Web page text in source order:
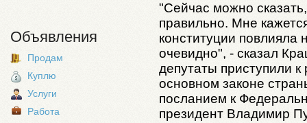
Объявления
Продам
Куплю
Услуги
Работа
"Сейчас можно
правильно. Мне
конституции повлияла
очевидно", - сказал
депутаты приступили
основном законе
посланием к
президент Владимир